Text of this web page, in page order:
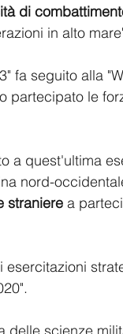
di
in alto
fa seguito alla
partecipato le
a quest'ultima
nord-
straniere a